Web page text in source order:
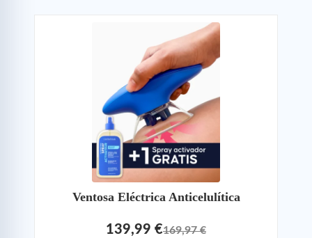
Ventosa Eléctrica Anticelulítica
139,99 €169,97 €